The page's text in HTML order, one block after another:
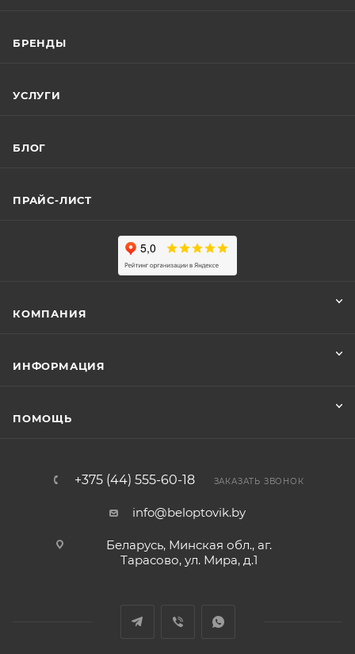
БРЕНДЫ
УСЛУГИ
БЛОГ
ПРАЙС-ЛИСТ
КОМПАНИЯ
ИНФОРМАЦИЯ
ПОМОЩЬ
+375 (44) 555-60-18 ЗАКАЗАТЬ ЗВОНОК
info@beloptovik.by
Беларусь, Минская обл., аг.
Тарасово, ул. Мира, д.1